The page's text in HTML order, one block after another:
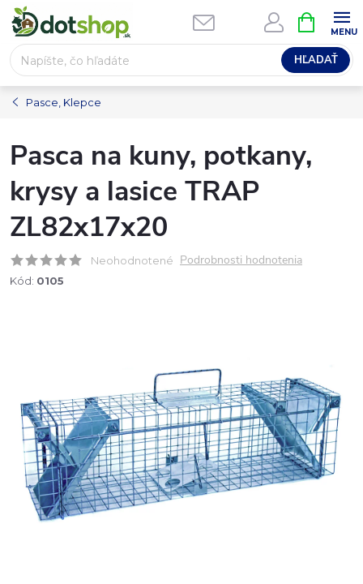
Prejsť
na
obsah
HĽADAŤ
KOŠÍK
Pasce, Klepce
Pasca na kuny, potkany,
krysy a lasice TRAP
ZL82x17x20
Neohodnotené Podrobnosti hodnotenia
Kód: 0105